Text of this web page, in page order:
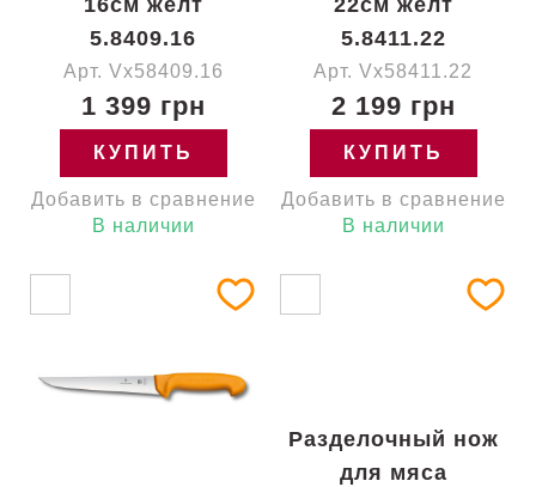
16см желт
5.8409.16
Арт. Vx58409.16
1 399 грн
КУПИТЬ
Добавить в сравнение
В наличии
22см желт
5.8411.22
Арт. Vx58411.22
2 199 грн
КУПИТЬ
Добавить в сравнение
В наличии
Разделочный нож
для мяса